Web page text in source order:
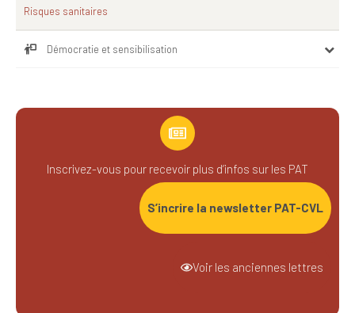
Risques sanitaires
Démocratie et sensibilisation
Inscrivez-vous pour recevoir plus d’infos sur les PAT
S’incrire la newsletter PAT-CVL
Voir les anciennes lettres